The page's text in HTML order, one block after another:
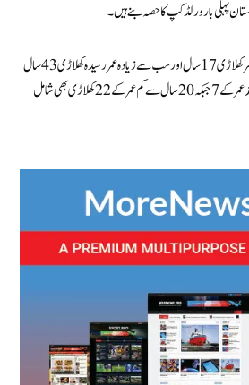
پہلی بار ورلڈ کپ کا حصہ بنے ہیں۔
ورلڈ کپ 2026 میں سب سے کم عمر کھلاڑی 17 سال اور سب سے زیادہ عمر رسیدہ کھلاڑی 43 سال
کا ہے ٹورنامنٹ میں 40 سال سے زائد عمر کے 7 جبکہ 20 سال سے کم عمر کے 22 کھلاڑی بھی شامل